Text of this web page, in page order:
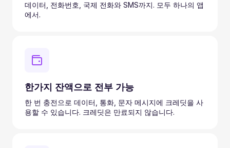
데이터, 전화번호, 국제 전화와 SMS까지. 모두 하나의 앱
에서.
한가지 잔액으로 전부 가능
한 번 충전으로 데이터, 통화, 문자 메시지에 크레딧을 사
용할 수 있습니다. 크레딧은 만료되지 않습니다.